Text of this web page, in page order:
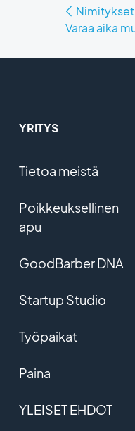
Varaa aika
YRITYS
Tietoa meistä
Poikkeuksellinen
apu
GoodBarber DNA
Startup Studio
Työpaikat
Paina
YLEISET EHDOT